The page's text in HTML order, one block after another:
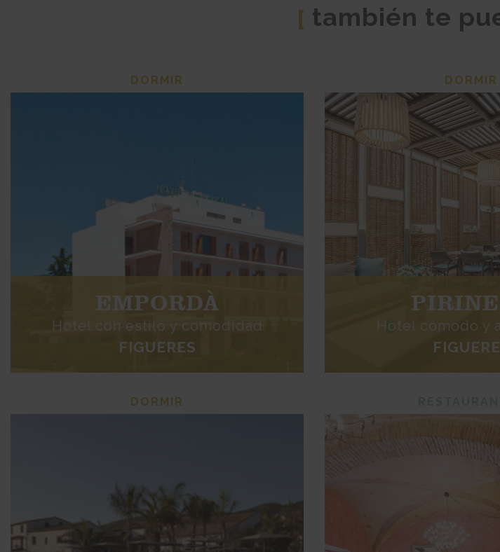
[ también te
DORMIR
EMPORDÀ
Hotel con estilo y comodidad
FIGUERES
DORMIR
Hotel cómodo y
DORMIR